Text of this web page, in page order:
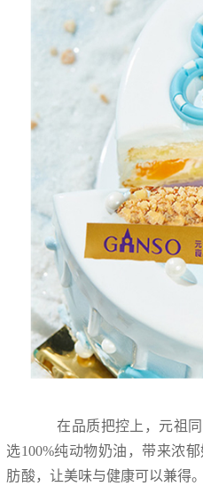
在品质把控上，元祖
选100%纯动物奶油，带来浓
肪酸，让美味与健康可以兼得